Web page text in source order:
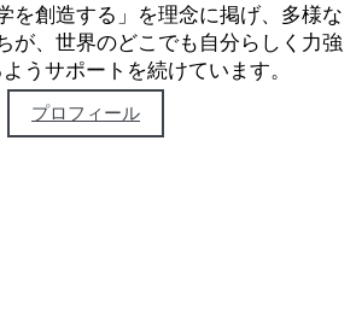
を創造する」を理念に掲げ、多様な
が、世界のどこでも自分らしく力強
うサポートを続けています。
プロフィール